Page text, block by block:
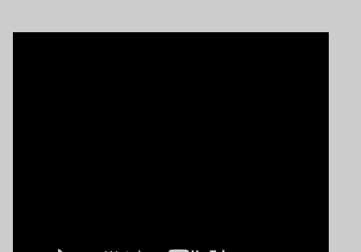
हाथ में